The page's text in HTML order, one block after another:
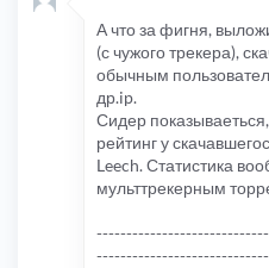
$rtrackoi_fill
/
$rtrack=array
$rtrack[9][
$rtrack
$rtrack [9][
$rtrack[10][
А что за фигня,
(с чужого трекера),
обычным
др.ip.
Сидер
рейтинг у
Leech. Статистика
мульттрекерным